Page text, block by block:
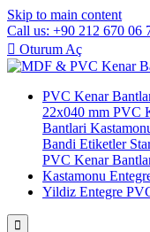
Skip to main content
Call us: +90 212 670 06
 Oturum Aç
PVC Kenar
22x040 mm PVC
Bantlari
Bandi Etiketler
PVC Kenar
Kastamonu
Yildiz Entegre
